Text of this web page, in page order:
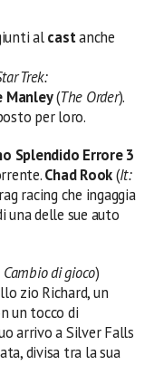
alcastanche
Trek:
Manley(The Order).
per loro.
Splendido Errore 3
Chad Rook(It:
racing che ingaggia
delle sue auto
di gioco)
zio Richard, un
un tocco di
arrivo a Silver Falls
divisa tra la sua